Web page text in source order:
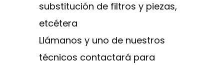
substitución de filtros y piezas,
etcétera
Llámanos y uno de nuestros
técnicos contactará para